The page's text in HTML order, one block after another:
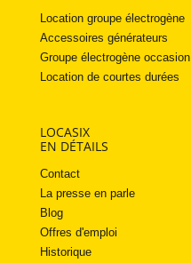
Location groupe électrogène
Accessoires générateurs
Groupe électrogène occasion
Location de courtes durées
LOCASIX
EN DÉTAILS
Contact
La presse en parle
Blog
Offres d'emploi
Historique